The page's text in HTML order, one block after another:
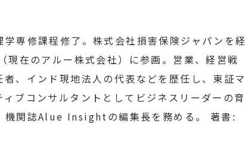
専修課程修了。株式会社損害保険ジャパンを経
現在のアルー株式会社）に参画。営業、経営戦
、インド現地法人の代表などを歴任し、東証マ
ブコンサルタントとしてビジネスリーダーの育
機関誌Alue Insightの編集長を務める。 著書: